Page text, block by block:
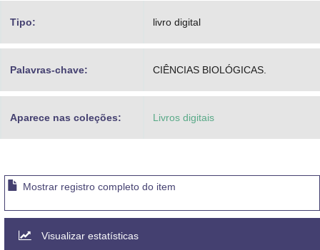
Tipo: livro digital
Palavras-chave: CIÊNCIAS BIOLÓGICAS.
Aparece nas coleções: Livros digitais
Mostrar registro completo do item
Visualizar estatísticas